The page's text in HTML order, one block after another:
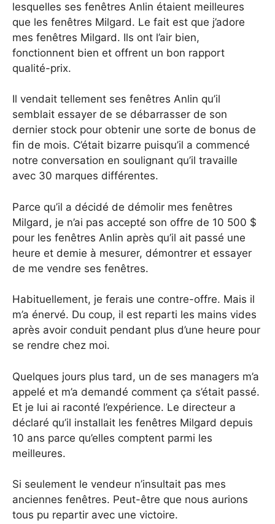
lesquelles ses fenêtres Anlin étaient meilleures
que les fenêtres Milgard. Le fait est que j’adore
mes fenêtres Milgard. Ils ont l’air bien,
fonctionnent bien et offrent un bon rapport
qualité-prix.
Il vendait tellement ses fenêtres Anlin qu’il
semblait essayer de se débarrasser de son
dernier stock pour obtenir une sorte de bonus de
fin de mois. C’était bizarre puisqu’il a commencé
notre conversation en soulignant qu’il travaille
avec 30 marques différentes.
Parce qu’il a décidé de démolir mes fenêtres
Milgard, je n’ai pas accepté son offre de 10 500 $
pour les fenêtres Anlin après qu’il ait passé une
heure et demie à mesurer, démontrer et essayer
de me vendre ses fenêtres.
Habituellement, je ferais une contre-offre. Mais il
m’a énervé. Du coup, il est reparti les mains vides
après avoir conduit pendant plus d’une heure pour
se rendre chez moi.
Quelques jours plus tard, un de ses managers m’a
appelé et m’a demandé comment ça s’était passé.
Et je lui ai raconté l’expérience. Le directeur a
déclaré qu’il installait les fenêtres Milgard depuis
10 ans parce qu’elles comptent parmi les
meilleures.
Si seulement le vendeur n’insultait pas mes
anciennes fenêtres. Peut-être que nous aurions
tous pu repartir avec une victoire.